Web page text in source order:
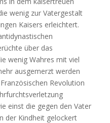
wenig zur Vatergestalt
Kaisers erleichtert.
über das
wenig Wahres mit viel
ausgemerzt werden
Revolution
einst die gegen den Vater
der Kindheit gelockert